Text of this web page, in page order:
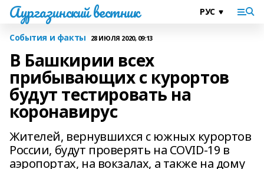
Аургазинский вестник
События и факты 28 ИЮЛЯ 2020, 09:13
В Башкирии всех
прибывающих с курортов
будут тестировать на
коронавирус
Жителей, вернувшихся с южных курортов
России, будут проверять на COVID-19 в
аэропортах, на вокзалах, а также на дому